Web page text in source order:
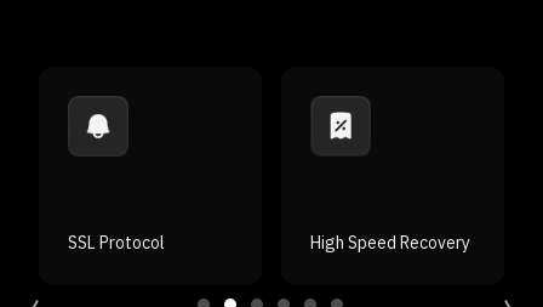
High Speed Recovery SLA